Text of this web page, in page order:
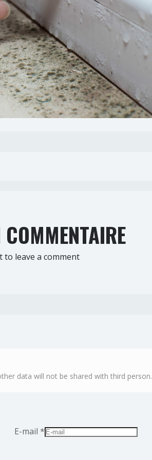
to leave a comment
data will not be shared with third person.
E-mail *